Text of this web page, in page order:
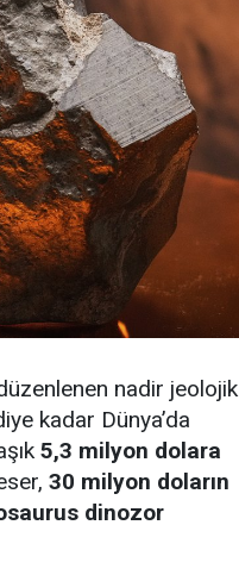
nadir jeolojik
kadar Dünya’da
5,3 milyon dolara
30 milyon doların
dinozor